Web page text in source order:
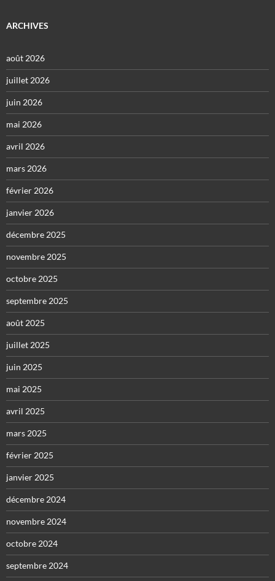
ARCHIVES
août 2026
juillet 2026
juin 2026
mai 2026
avril 2026
mars 2026
février 2026
janvier 2026
décembre 2025
novembre 2025
octobre 2025
septembre 2025
août 2025
juillet 2025
juin 2025
mai 2025
avril 2025
mars 2025
février 2025
janvier 2025
décembre 2024
novembre 2024
octobre 2024
septembre 2024